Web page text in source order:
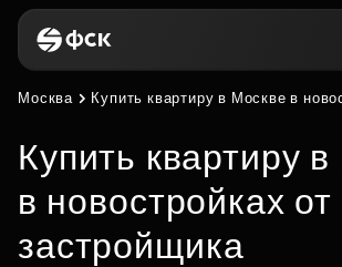
Москва Купить квартиру в Москве в
Купить квартиру
в новостройках от
застройщика